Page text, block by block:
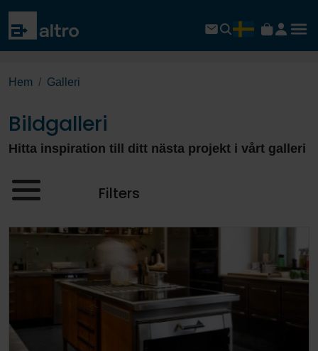
Hem Galleri
Bildgalleri
Hitta inspiration till ditt nästa projekt i vårt galleri
Filters